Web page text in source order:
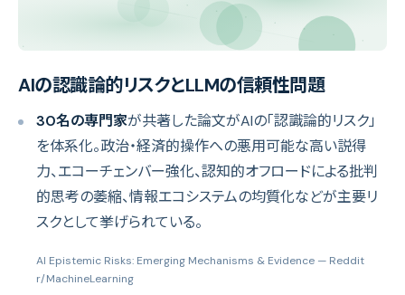
AIの認識論的リスクとLLMの信頼性問題
30名の専門家が共著した論文がAIの「認識論的リスク」
を体系化。政治・経済的操作への悪用可能な高い説得
力、エコーチェンバー強化、認知的オフロードによる批判
的思考の萎縮、情報エコシステムの均質化などが主要リ
スクとして挙げられている。
AI Epistemic Risks: Emerging Mechanisms & Evidence — Reddit
r/MachineLearning